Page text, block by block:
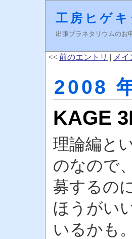
工房ヒゲキ
出張プラネタリウムの
<< 前のエントリ | メイ
2008
KAGE
理論編と
のなので
募するの
ほうがい
いるかも